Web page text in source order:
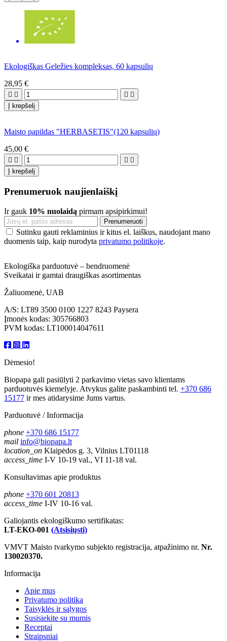
Ekologiškas Geležies kompleksas, 60 kapsulių
28,95 €
   
Į krepšelį
Maisto papildas "HERBASETIS"(120 kapsulių)
45,00 €
   
Į krepšelį
Prenumeruok naujienlaiškį
Ir gauk 10% nuolaidą pirmam apsipirkimui!
Sutinku gauti reklaminius ir kitus el. laiškus, naudojant mano
duomenis taip, kaip nurodyta privatumo politikoje.
Ekologiška parduotuvė – bendruomenė
Sveikatai ir gamtai draugiškas asortimentas
Žaliuomenė, UAB
A/S: LT89 3500 0100 1227 8243 Paysera
Įmonės kodas: 305766803
PVM kodas: LT100014047611
Dėmesio!
Biopapa gali pasiūlyti 2 parkavimo vietas savo klientams
parduotuvės kiemelyje. Atvykus galite paskambinti tel. +370 686
15177 ir mes atidarysime Jums vartus.
Parduotuvė / Informacija
phone +370 686 15177
mail info@biopapa.lt
location_on Klaipėdos g. 3, Vilnius LT01118
access_time I-V 10-19 val., VI 11-18 val.
Konsultavimas apie produktus
phone +370 601 20813
access_time I-IV 10-16 val.
Galiojantis ekologiškumo sertifikatas:
LT-EKO-001 (Atsisiųsti)
VMVT Maisto tvarkymo subjekto registracija, atpažinimo nr. Nr.
130020370.
Informacija
Apie mus
Privatumo politika
Taisyklės ir sąlygos
Susisiekite su mumis
Receptai
Straipsniai